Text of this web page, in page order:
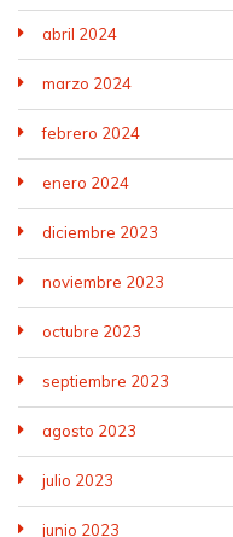
abril 2024
marzo 2024
febrero 2024
enero 2024
diciembre 2023
noviembre 2023
octubre 2023
septiembre 2023
agosto 2023
julio 2023
junio 2023